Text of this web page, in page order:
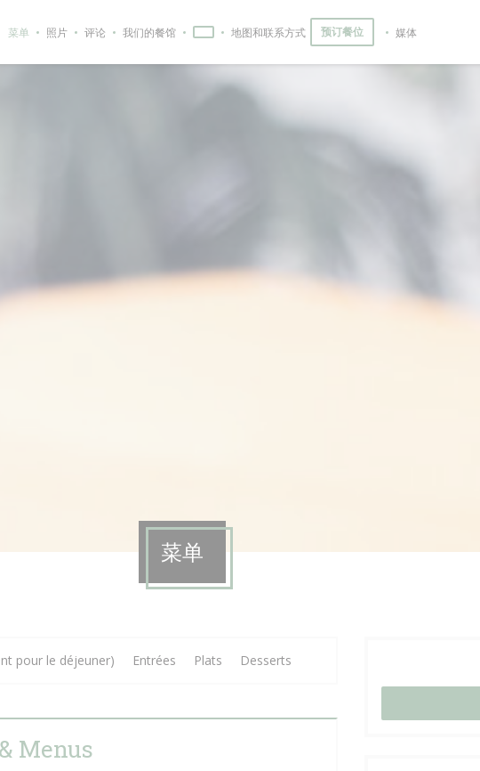
菜单 照片 评论 媒体
我们的餐馆 ((在新窗口中打开))
地图和联系方式 预订餐位
菜单
pour le déjeuner) Entrées Plats Desserts
Menus